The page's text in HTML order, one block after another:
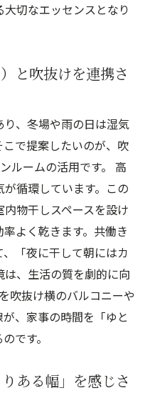
切なエッセンスとなり
と吹抜けを連携さ
、冬場や雨の日は湿気
で提案したいのが、吹
ルームの活用です。 高
循環しています。この
内物干しスペースを設け
よく乾きます。共働き
「夜に干して朝にはカ
、生活の質を劇的に向
吹抜け横のバルコニーや
、家事の時間を「ゆと
です。
ある幅」を感じさ